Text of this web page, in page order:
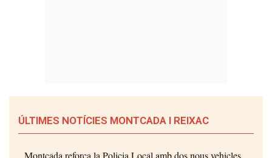
ÚLTIMES NOTÍCIES MONTCADA I REIXAC
Montcada reforça la Policia Local amb dos nous vehicles